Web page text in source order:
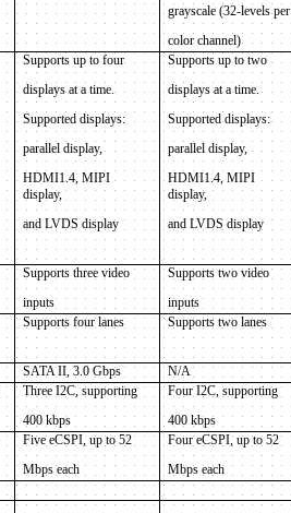
grayscale (32-levels per
color channel)
Supports up to four
displays at a time.
Supported displays:
parallel display,
HDMI1.4, MIPI
display,
and LVDS display
Supports up to two
displays at a time.
Supported displays:
parallel display,
HDMI1.4, MIPI
display,
and LVDS display
Supports three video
inputs
Supports two video
inputs
Supports four lanes Supports two lanes
SATA II, 3.0 Gbps N/A
Three I2C, supporting
400 kbps
Four I2C, supporting
400 kbps
Five eCSPI, up to 52
Mbps each
Four eCSPI, up to 52
Mbps each